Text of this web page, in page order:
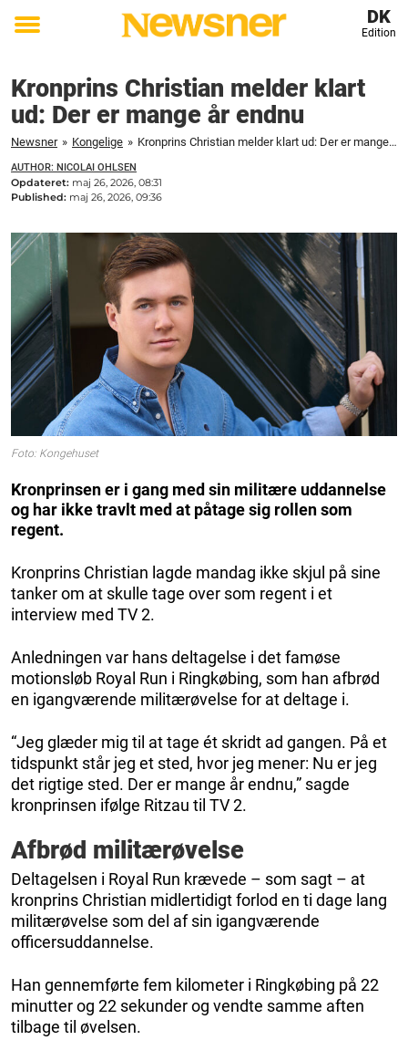
Toggle
DK
Edition
Kronprins Christian melder klart
ud: Der er mange år endnu
Newsner » Kongelige » Kronprins Christian melder klart ud: Der er mange år endnu
AUTHOR: NICOLAI OHLSEN
Opdateret: maj 26, 2026, 08:31
Published: maj 26, 2026, 09:36
Foto: Kongehuset
Kronprinsen er i gang med sin militære uddannelse
og har ikke travlt med at påtage sig rollen som
regent.
Kronprins Christian lagde mandag ikke skjul på sine
tanker om at skulle tage over som regent i et
interview med TV 2.
Anledningen var hans deltagelse i det famøse
motionsløb Royal Run i Ringkøbing, som han afbrød
en igangværende militærøvelse for at deltage i.
“Jeg glæder mig til at tage ét skridt ad gangen. På et
tidspunkt står jeg et sted, hvor jeg mener: Nu er jeg
det rigtige sted. Der er mange år endnu,” sagde
kronprinsen ifølge Ritzau til TV 2.
Afbrød militærøvelse
Deltagelsen i Royal Run krævede – som sagt – at
kronprins Christian midlertidigt forlod en ti dage lang
militærøvelse som del af sin igangværende
officersuddannelse.
Han gennemførte fem kilometer i Ringkøbing på 22
minutter og 22 sekunder og vendte samme aften
tilbage til øvelsen.